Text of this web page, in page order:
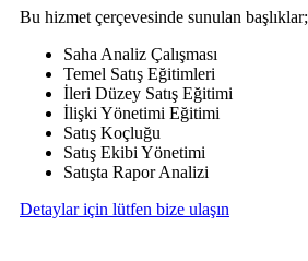
Bu hizmet çerçevesinde sunulan başlıklar;
Saha Analiz Çalışması
Temel Satış Eğitimleri
İleri Düzey Satış Eğitimi
İlişki Yönetimi Eğitimi
Satış Koçluğu
Satış Ekibi Yönetimi
Satışta Rapor Analizi
Detaylar için lütfen bize ulaşın